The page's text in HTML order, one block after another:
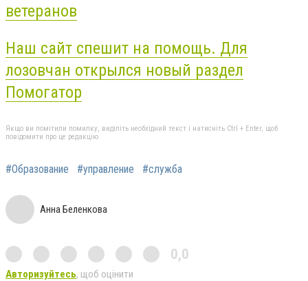
ветеранов
Наш сайт спешит на помощь. Для
лозовчан открылся новый раздел
Помогатор
Якщо ви помітили помилку, виділіть необхідний текст і натисніть Ctrl + Enter, щоб
повідомити про це редакцію
#Образование #управление #служба
Анна Беленкова
0,0
Авторизуйтесь, щоб оцінити